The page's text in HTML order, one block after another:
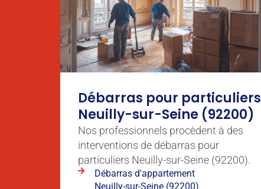
Débarras pour particuliers
Neuilly-sur-Seine (92200)
Nos professionnels procèdent à des
interventions de débarras pour
particuliers Neuilly-sur-Seine (92200).
Débarras d'appartement
Neuilly-sur-Seine (92200)